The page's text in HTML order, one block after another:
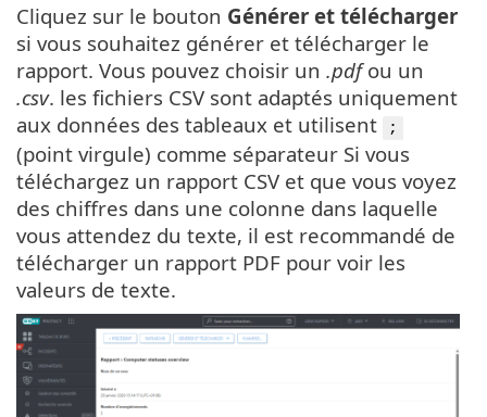
Cliquez sur le bouton Générer et télécharger
si vous souhaitez générer et télécharger le
rapport. Vous pouvez choisir un .pdfou un
.csv. les fichiers CSV sont adaptés uniquement
aux données des tableaux et utilisent
;
(point virgule) comme séparateur Si vous
téléchargez un rapport CSV et que vous voyez
des chiffres dans une colonne dans laquelle
vous attendez du texte, il est recommandé de
télécharger un rapport PDF pour voir les
valeurs de texte.